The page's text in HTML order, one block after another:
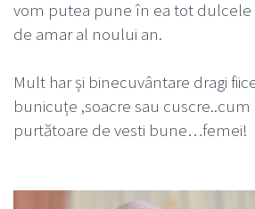
vom putea pune în ea tot dulcele
de amar al noului an.
Mult har și binecuvântare dragi
bunicuțe ,soacre sau
purtătoare de vesti bune…femei!